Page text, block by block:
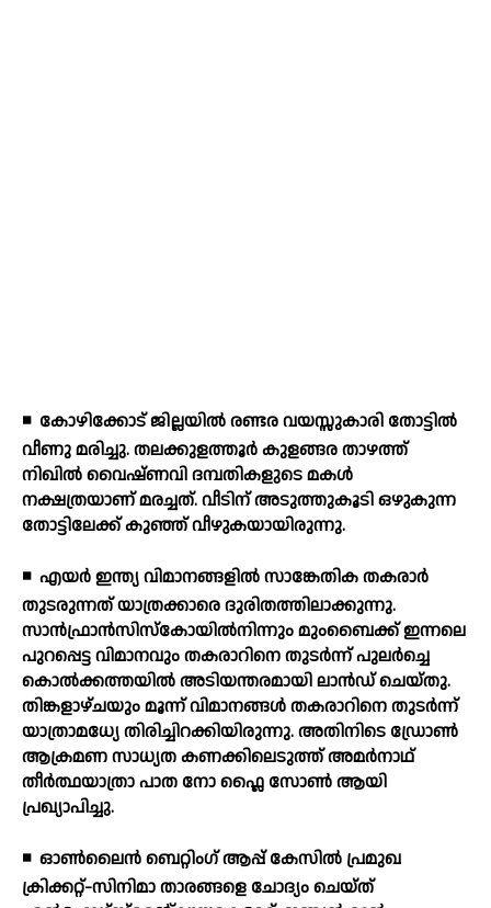
◾ കോഴിക്കോട് ജില്ലയില്‍ രണ്ടര വയസ്സുകാരി തോട്ടില്‍
വീണു മരിച്ചു. തലക്കുളത്തൂര്‍ കുളങ്ങര താഴത്ത്
നിഖില്‍ വൈഷ്ണവി ദമ്പതികളുടെ മകള്‍
നക്ഷത്രയാണ് മരച്ചത്. വീടിന് അടുത്തുകൂടി ഒഴുകുന്ന
തോട്ടിലേക്ക് കുഞ്ഞ് വീഴുകയായിരുന്നു.
◾ എയര്‍ ഇന്ത്യ വിമാനങ്ങളില്‍ സാങ്കേതിക തകരാര്‍
തുടരുന്നത് യാത്രക്കാരെ ദുരിതത്തിലാക്കുന്നു.
സാന്‍ഫ്രാന്‍സിസ്‌കോയില്‍നിന്നും മുംബൈക്ക് ഇന്നലെ
പുറപ്പെട്ട വിമാനവും തകരാറിനെ തുടര്‍ന്ന് പുലര്‍ച്ചെ
കൊല്‍ക്കത്തയില്‍ അടിയന്തരമായി ലാന്‍ഡ് ചെയ്തു.
തിങ്കളാഴ്ചയും മൂന്ന് വിമാനങ്ങള്‍ തകരാറിനെ തുടര്‍ന്ന്
യാത്രാമധ്യേ തിരിച്ചിറക്കിയിരുന്നു. അതിനിടെ ഡ്രോണ്‍
ആക്രമണ സാധ്യത കണക്കിലെടുത്ത് അമര്‍നാഥ്
തീര്‍ത്ഥയാത്രാ പാത നോ ഫ്ലൈ സോണ്‍ ആയി
പ്രഖ്യാപിച്ചു.
◾ ഓണ്‍ലൈന്‍ ബെറ്റിംഗ് ആപ്പ് കേസില്‍ പ്രമുഖ
ക്രിക്കറ്റ്-സിനിമാ താരങ്ങളെ ചോദ്യം ചെയ്ത്